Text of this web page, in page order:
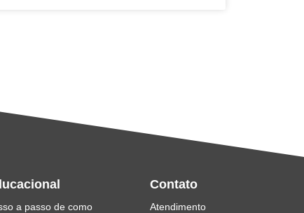
a passo de como
Contato
Atendimento